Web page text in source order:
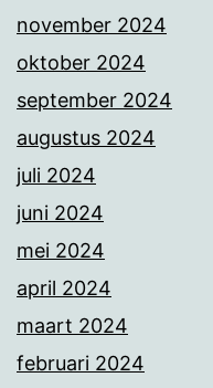
november 2024
oktober 2024
september 2024
augustus 2024
juli 2024
juni 2024
mei 2024
april 2024
maart 2024
februari 2024